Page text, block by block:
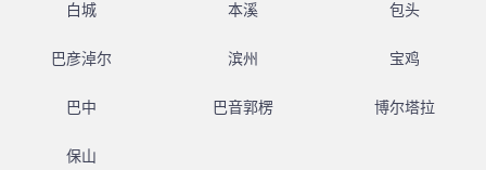
白城 本溪 包头
巴彦淖尔 滨州 宝鸡
巴中 巴音郭楞 博尔塔拉
保山